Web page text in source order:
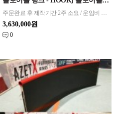
주문완료 후 제작기간 2주 소요 / 운임비 별도
3,630,000원
0